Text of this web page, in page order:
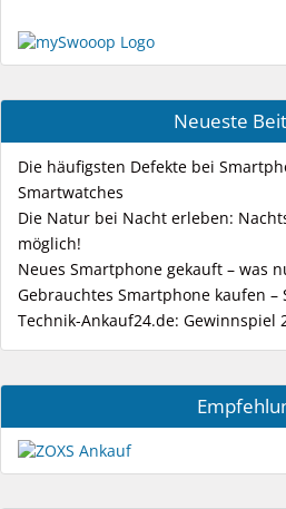
Neueste
Die häufigsten Defekte bei
Smartwatches
Die Natur bei Nacht erleben:
möglich!
Neues Smartphone gekauft – was
Gebrauchtes Smartphone kaufen –
Technik-Ankauf24.de: Gewinnspiel